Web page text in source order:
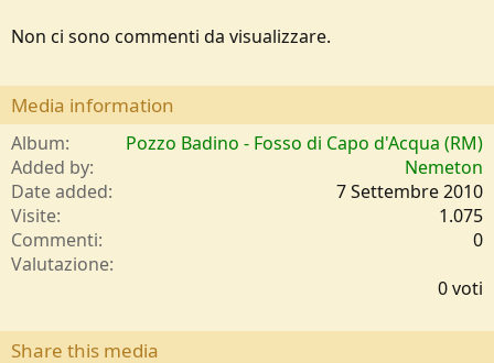
Non ci sono commenti da visualizzare.
Media information
Album
Pozzo Badino - Fosso di Capo d'Acqua (RM)
Added by
Nemeton
Date added
7 Settembre 2010
Visite
1.075
Commenti
0
Valutazione
0
0 voti
Share this media